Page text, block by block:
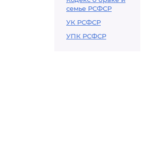
семье РСФСР
УК РСФСР
УПК РСФСР